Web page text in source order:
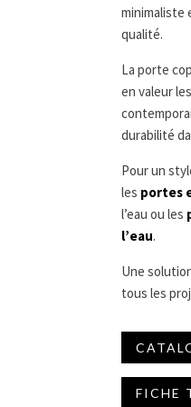
minimaliste
qualité.
La porte
en valeur
durabilité
Pour un
les portes
l’eau ou les
l’eau.
Une
tous les
FICHE